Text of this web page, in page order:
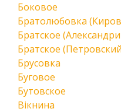
Боковое
Братолюбовка
Братское
Братское
Брусовка
Буговое
Бутовское
Вікнина